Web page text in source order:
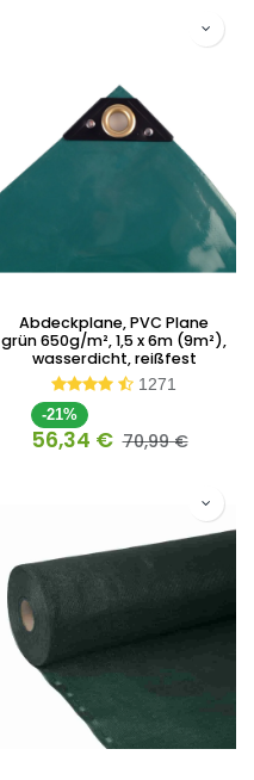
Abdeckplane, PVC Plane
grün 650g/m², 1,5 x 6m (9m²),
wasserdicht, reißfest
1271
-21%
56,34 € 70,99€